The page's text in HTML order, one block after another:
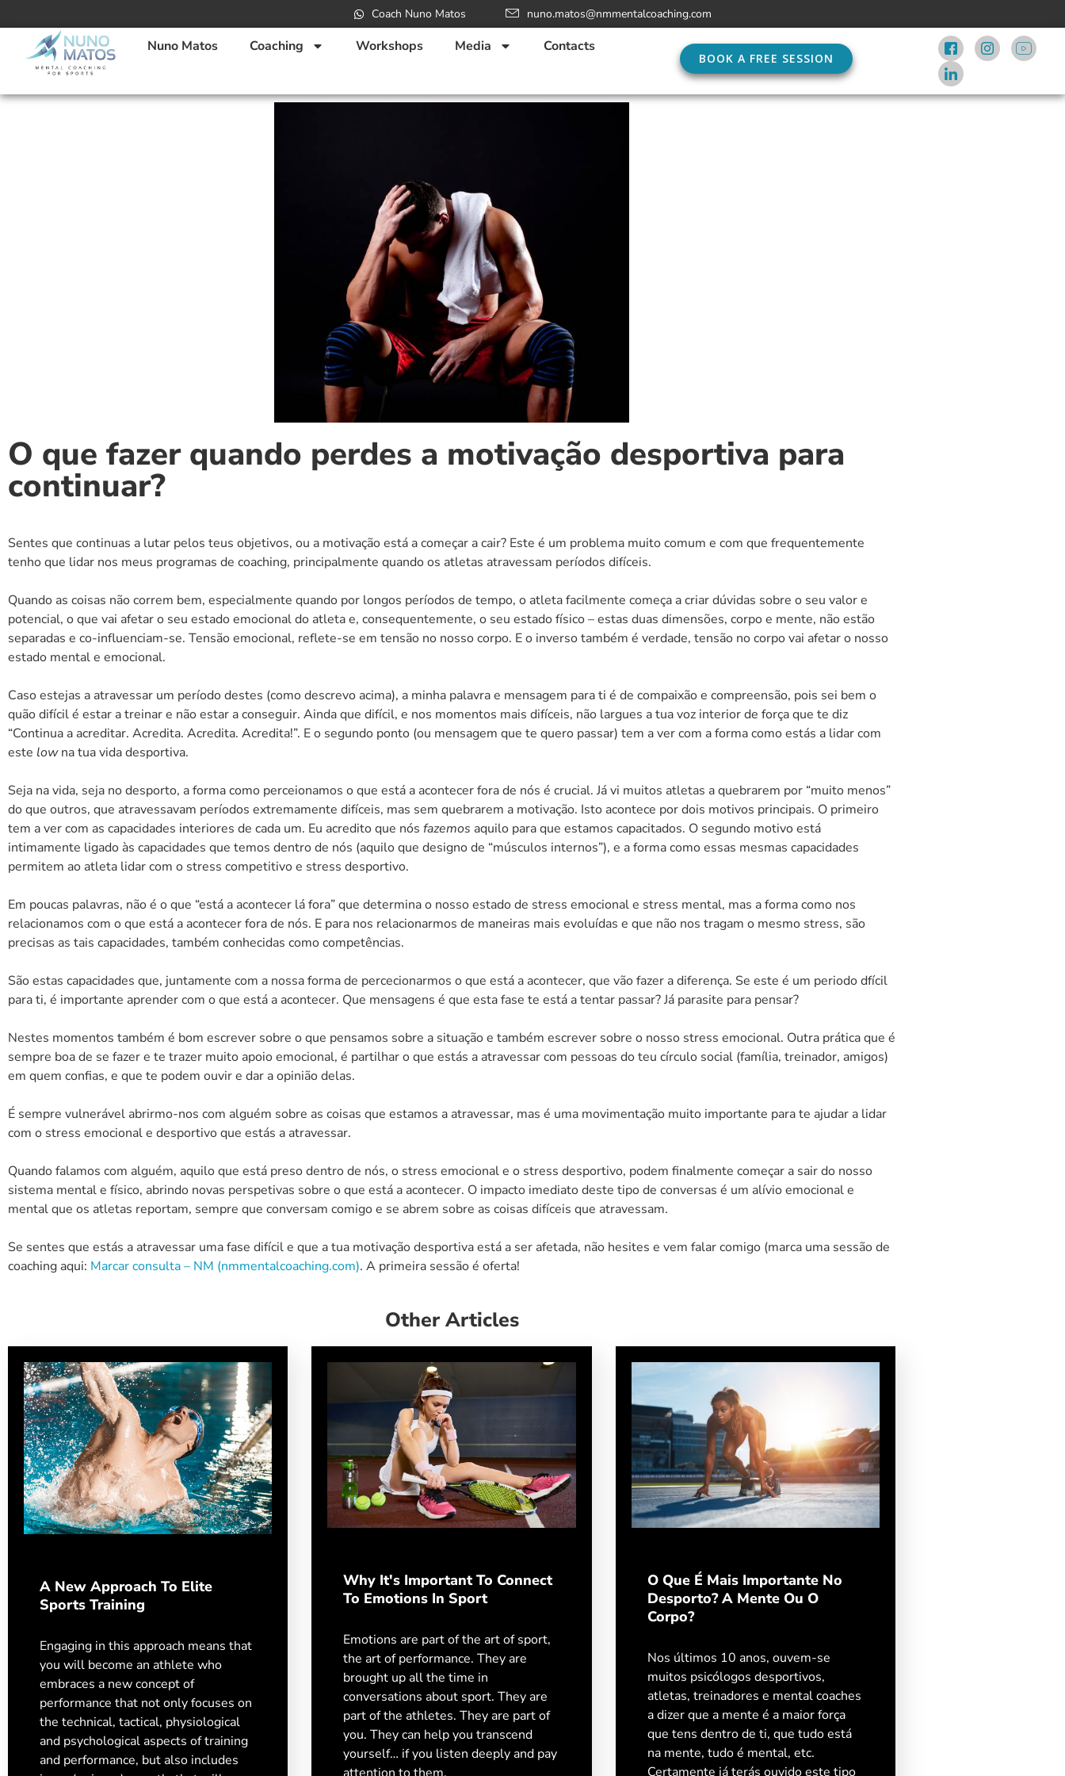
Coach Nuno Matos nuno.matos@nmmentalcoaching.com
Nuno Matos Coaching Workshops Media Contacts
BOOK A FREE SESSION
O que fazer quando perdes a motivação desportiva para
continuar?
Sentes que continuas a lutar pelos teus objetivos, ou a motivação está a começar a cair? Este é um problema muito comum e com que frequentemente
tenho que lidar nos meus programas de coaching, principalmente quando os atletas atravessam períodos difíceis.
Quando as coisas não correm bem, especialmente quando por longos períodos de tempo, o atleta facilmente começa a criar dúvidas sobre o seu valor e
potencial, o que vai afetar o seu estado emocional do atleta e, consequentemente, o seu estado físico – estas duas dimensões, corpo e mente, não estão
separadas e co-influenciam-se. Tensão emocional, reflete-se em tensão no nosso corpo. E o inverso também é verdade, tensão no corpo vai afetar o nosso
estado mental e emocional.
Caso estejas a atravessar um período destes (como descrevo acima), a minha palavra e mensagem para ti é de compaixão e compreensão, pois sei bem o
quão difícil é estar a treinar e não estar a conseguir. Ainda que difícil, e nos momentos mais difíceis, não largues a tua voz interior de força que te diz
“Continua a acreditar. Acredita. Acredita. Acredita!”. E o segundo ponto (ou mensagem que te quero passar) tem a ver com a forma como estás a lidar com
este lowna tua vida desportiva.
Seja na vida, seja no desporto, a forma como perceionamos o que está a acontecer fora de nós é crucial. Já vi muitos atletas a quebrarem por “muito menos”
do que outros, que atravessavam períodos extremamente difíceis, mas sem quebrarem a motivação. Isto acontece por dois motivos principais. O primeiro
tem a ver com as capacidades interiores de cada um. Eu acredito que nós fazemos aquilo para que estamos capacitados. O segundo motivo está
intimamente ligado às capacidades que temos dentro de nós (aquilo que designo de “músculos internos”), e a forma como essas mesmas capacidades
permitem ao atleta lidar com o stress competitivo e stress desportivo.
Em poucas palavras, não é o que “está a acontecer lá fora” que determina o nosso estado de stress emocional e stress mental, mas a forma como nos
relacionamos com o que está a acontecer fora de nós. E para nos relacionarmos de maneiras mais evoluídas e que não nos tragam o mesmo stress, são
precisas as tais capacidades, também conhecidas como competências.
São estas capacidades que, juntamente com a nossa forma de percecionarmos o que está a acontecer, que vão fazer a diferença. Se este é um periodo dfícil
para ti, é importante aprender com o que está a acontecer. Que mensagens é que esta fase te está a tentar passar? Já parasite para pensar?
Nestes momentos também é bom escrever sobre o que pensamos sobre a situação e também escrever sobre o nosso stress emocional. Outra prática que é
sempre boa de se fazer e te trazer muito apoio emocional, é partilhar o que estás a atravessar com pessoas do teu círculo social (família, treinador, amigos)
em quem confias, e que te podem ouvir e dar a opinião delas.
É sempre vulnerável abrirmo-nos com alguém sobre as coisas que estamos a atravessar, mas é uma movimentação muito importante para te ajudar a lidar
com o stress emocional e desportivo que estás a atravessar.
Quando falamos com alguém, aquilo que está preso dentro de nós, o stress emocional e o stress desportivo, podem finalmente começar a sair do nosso
sistema mental e físico, abrindo novas perspetivas sobre o que está a acontecer. O impacto imediato deste tipo de conversas é um alívio emocional e
mental que os atletas reportam, sempre que conversam comigo e se abrem sobre as coisas difíceis que atravessam.
Se sentes que estás a atravessar uma fase difícil e que a tua motivação desportiva está a ser afetada, não hesites e vem falar comigo (marca uma sessão de
coaching aqui: Marcar consulta – NM (nmmentalcoaching.com). A primeira sessão é oferta!
Other Articles
A New Approach To Elite
Sports Training
Engaging in this approach means that
you will become an athlete who
embraces a new concept of
performance that not only focuses on
the technical, tactical, physiological
and psychological aspects of training
and performance, but also includes
Why It's Important To Connect
To Emotions In Sport
Emotions are part of the art of sport,
the art of performance. They are
brought up all the time in
conversations about sport. They are
part of the athletes. They are part of
you. They can help you transcend
yourself… if you listen deeply and pay
O Que É Mais Importante No
Desporto? A Mente Ou O
Corpo?
Nos últimos 10 anos, ouvem-se
muitos psicólogos desportivos,
atletas, treinadores e mental coaches
a dizer que a mente é a maior força
que tens dentro de ti, que tudo está
na mente, tudo é mental, etc.
Certamente já terás ouvido este tipo